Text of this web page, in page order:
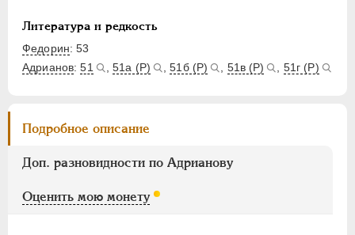
Литература и редкость
Федорин: 53
Адрианов:51 51а (Р) ,51б (Р) 51в (Р) 51г (Р)
Подробное описание
Доп. разновидности по Адрианову
Оценить мою монету